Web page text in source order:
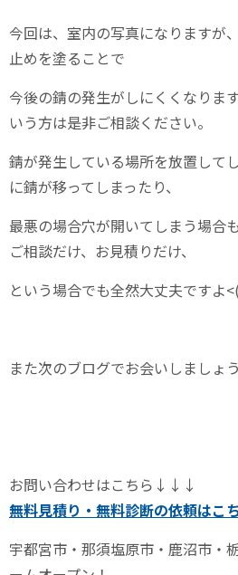
今回は、室内の写真になりますが
止めを塗ることで
今後の錆の発生がしにくくなりま
いう方は是非ご相談ください。
錆が発生している場所を放置して
に錆が移ってしまったり、
最悪の場合穴が開いてしまう場合
ご相談だけ、お見積りだけ、
という場合でも全然大丈夫ですよ
また次のブログでお会いしましょ
お問い合わせはこちら↓↓↓
無料見積り・無料診断の依頼はこ
宇都宮市・那須塩原市・鹿沼市・